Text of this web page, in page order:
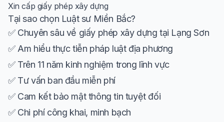
Xin cấp giấy phép xây dựng
Tại sao chọn Luật sư Miền Bắc?
✅ Chuyên sâu về giấy phép xây dựng tại Lạng Sơn
✅ Am hiểu thực tiễn pháp luật địa phương
✅ Trên 11 năm kinh nghiệm trong lĩnh vực
✅ Tư vấn ban đầu miễn phí
✅ Cam kết bảo mật thông tin tuyệt đối
✅ Chi phí công khai, minh bạch